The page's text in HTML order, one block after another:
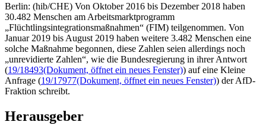
Berlin: (hib/CHE) Von Oktober 2016 bis Dezember 2018 haben
30.482 Menschen am Arbeitsmarktprogramm
„Flüchtlingsintegrationsmaßnahmen“ (FIM) teilgenommen. Von
Januar 2019 bis August 2019 haben weitere 3.482 Menschen eine
solche Maßnahme begonnen, diese Zahlen seien allerdings noch
„unrevidierte Zahlen“, wie die Bundesregierung in ihrer Antwort
(19/18493(Dokument, öffnet ein neues Fenster)) auf eine Kleine
Anfrage (19/17977(Dokument, öffnet ein neues Fenster)) der AfD-
Fraktion schreibt.
Herausgeber